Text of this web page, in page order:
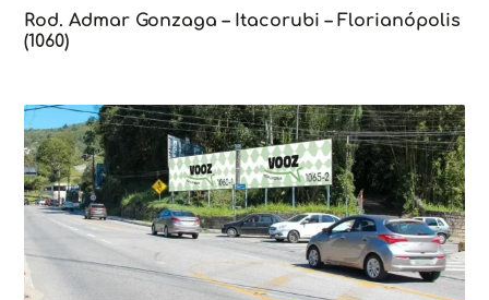
Rod. Admar Gonzaga – Itacorubi – Florianópolis
(1060)